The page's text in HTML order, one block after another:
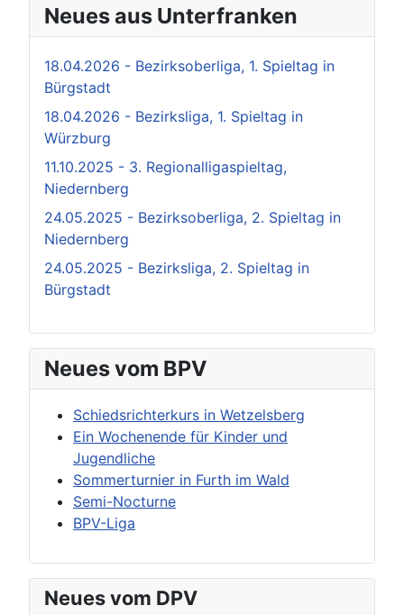
Neues aus Unterfranken
18.04.2026 - Bezirksoberliga, 1. Spieltag in
Bürgstadt
18.04.2026 - Bezirksliga, 1. Spieltag in
Würzburg
11.10.2025 - 3. Regionalligaspieltag,
Niedernberg
24.05.2025 - Bezirksoberliga, 2. Spieltag in
Niedernberg
24.05.2025 - Bezirksliga, 2. Spieltag in
Bürgstadt
Neues vom BPV
Schiedsrichterkurs in Wetzelsberg
Ein Wochenende für Kinder und
Jugendliche
Sommerturnier in Furth im Wald
Semi-Nocturne
BPV-Liga
Neues vom DPV